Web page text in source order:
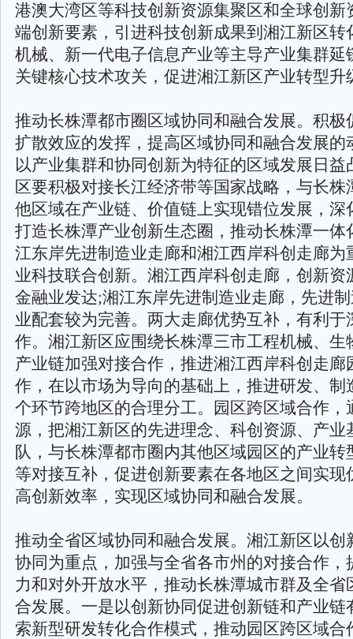
港澳大湾区等科技创新资源集聚区和全球创新
端创新要素，引进科技创新成果到湘江新区转
机械、新一代电子信息产业等主导产业集群延
关键核心技术攻关，促进湘江新区产业转型升
推动长株潭都市圈区域协同和融合发展。积极
扩散效应的发挥，提高区域协同和融合发展的
以产业集群和协同创新为特征的区域发展日益
区要积极对接长江经济带等国家战略，与长株
他区域在产业链、价值链上实现错位发展，深
打造长株潭产业创新生态圈，推动长株潭一体
江东岸先进制造业走廊和湘江西岸科创走廊为
业科技联合创新。湘江西岸科创走廊，创新资
金融业发达;湘江东岸先进制造业走廊，先进
业配套较为完善。两大走廊优势互补，有利于
作。湘江新区应围绕长株潭三市工程机械、生
产业链加强对接合作，推进湘江西岸科创走廊
作，在以市场为导向的基础上，推进研发、制
个环节跨地区的合理分工。园区跨区域合作，
源，把湘江新区的先进理念、科创资源、产业
队，与长株潭都市圈内其他区域园区的产业转
等对接互补，促进创新要素在各地区之间实现
高创新效率，实现区域协同和融合发展。
推动全省区域协同和融合发展。湘江新区以创
协同为重点，加强与全省各市州的对接合作，
力和对外开放水平，推动长株潭城市群及全省
合发展。一是以创新协同促进创新链和产业链
索新型研发转化合作模式，推动园区跨区域合